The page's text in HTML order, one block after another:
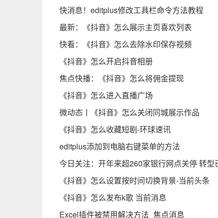
快消息！editplus修改工具栏命令方法教程
最新：《抖音》怎么展示主页喜欢列表
快看：《抖音》怎么去除水印保存视频
《抖音》怎么开启抖音相册
焦点快播：《抖音》怎么将佣金提现
《抖音》怎么进入直播广场
微动态丨《抖音》怎么关闭同城展示作品
《抖音》怎么收藏短剧-环球速讯
editplus添加到电脑右键菜单的方法
今日关注：开年来超260家银行网点关停 转型
《抖音》怎么设置按时间切换背景-当前头条
《抖音》怎么发布k歌 当前消息
Excel插件被禁用解决方法_焦点消息